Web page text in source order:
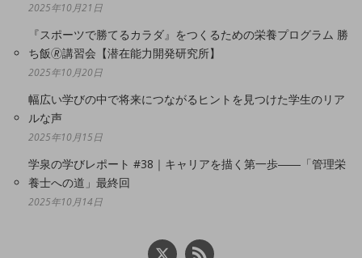
2025年10月21日
『スポーツで勝てるカラダ』をつくるための栄養プログラム 勝
ち飯🄬講習会【潜在能力開発研究所】
2025年10月20日
幅広い学びの中で将来につながるヒントを見つけた学生のリア
ルな声
2025年10月15日
学泉の学びレポート #38｜キャリアを描く第一歩――「管理栄
養士への道」最終回
2025年10月14日